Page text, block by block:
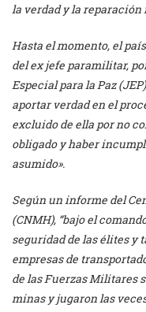
la verdad y la
Hasta el momento, el
del ex jefe paramilitar,
Especial para la Paz
aportar verdad en el
excluido de ella por no
obligado y haber
asumido».
Según un informe del
(CNMH), “bajo el
seguridad de las élites y
empresas de
de las Fuerzas Militares
minas y jugaron las